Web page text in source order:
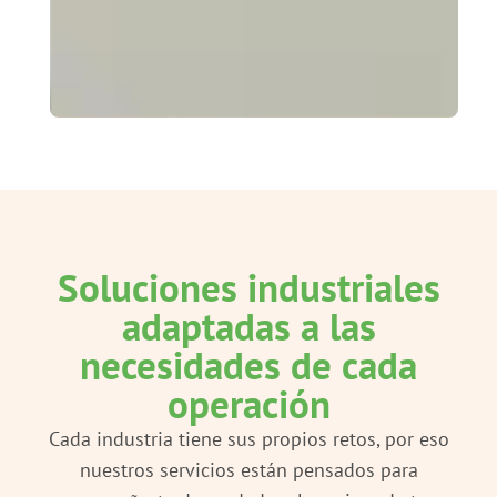
Soluciones industriales
adaptadas a las
necesidades de cada
operación
Cada industria tiene sus propios retos, por eso
nuestros servicios están pensados para